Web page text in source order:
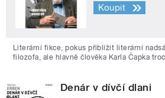
Koupit
Literární fikce, pokus přiblížit literární
filozofa, ale hlavně člověka Karla Čapka
Denár v dívčí dlani